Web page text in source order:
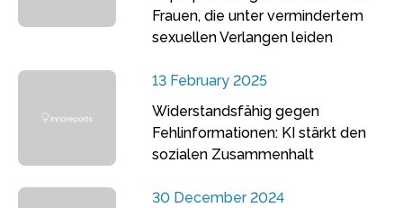
Frauen, die unter vermindertem
sexuellen Verlangen leiden
13 February 2025
Widerstandsfähig gegen
Fehlinformationen: KI stärkt den
sozialen Zusammenhalt
30 December 2024